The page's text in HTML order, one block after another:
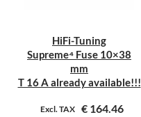
HiFi-Tuning
Supreme⁴ Fuse 10×38
mm
T 16 A already available!!!
Excl. TAX €164.46